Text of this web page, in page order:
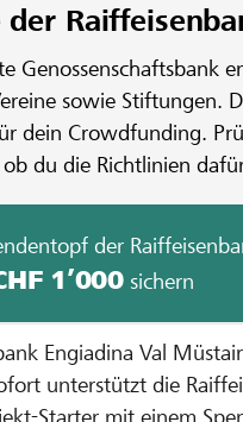
der
Genossenschaftsbank
sowie Stiftungen.
dein Crowdfunding.
du die Richtlinien
der
1’000sichern
Engiadina Val
Starter mit einem